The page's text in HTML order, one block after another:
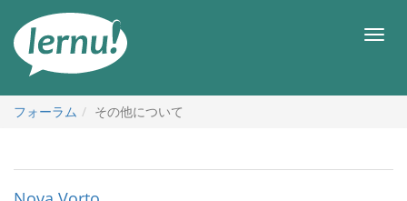
メ
フォーラム
その他について